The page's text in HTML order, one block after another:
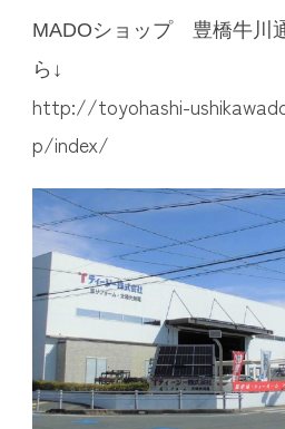
MADOショップ 豊橋牛川
ら↓
http://toyohashi-
p/index/